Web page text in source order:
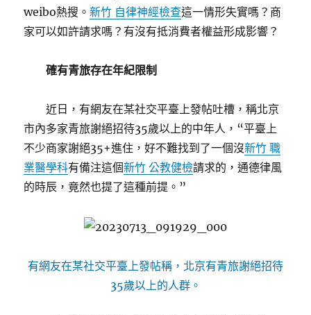
weibo熱搜。新竹 自律神經檢查這一情形失實嗎？商
家可以如許請求嗎？有沒有抵消費者權益形成影響？
確有青旅存在年紀限制
近日，有網友在某社交平臺上發帖吐槽，稱北京
市內多家青旅謝絕招待35歲以上的中年人，“平臺上
不少商家謝絕35+進住，好不難找到了一個沒新竹 職
業醫學科有備注這個新竹 公教健檢請求的，通德律風
的時辰，竟然也提了這種前提。”
有網友在某社交平臺上發帖稱，北京有青旅謝絕招待
35歲以上的人群。